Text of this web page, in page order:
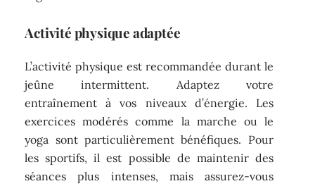
Activité physique adaptée
L’activité physique est recommandée durant le
jeûne intermittent. Adaptez votre
entraînement à vos niveaux d’énergie. Les
exercices modérés comme la marche ou le
yoga sont particulièrement bénéfiques. Pour
les sportifs, il est possible de maintenir des
séances plus intenses, mais assurez-vous